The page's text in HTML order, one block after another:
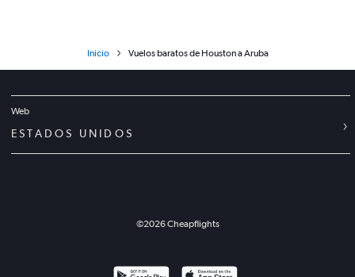
Inicio Vuelos baratos de Houston a Aruba
Web
ESTADOS UNIDOS
©2026Cheapflights